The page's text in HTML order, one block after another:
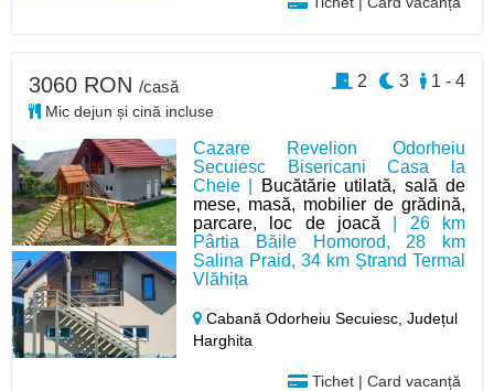
Cazare Revelion Odorheiu
Secuiesc Bisericani Casa la
Cheie |
Bucătărie utilată, sală de
mese, masă, mobilier de grădină,
parcare, loc de joacă | 26 km
Pârtia Băile Homorod, 28 km
Salina Praid, 34 km Ștrand Termal
Vlăhița
Cabană Odorheiu Secuiesc,Județul
Harghita
Tichet | Card vacanță
3060 RON /casă
Mic dejun și cină incluse
1 - 4
3
2